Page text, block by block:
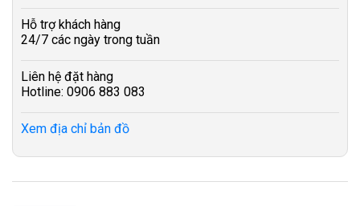
Hỗ trợ khách hàng
24/7 các ngày trong tuần
Liên hệ đặt hàng
Hotline: 0906 883 083
Xem địa chỉ bản đồ